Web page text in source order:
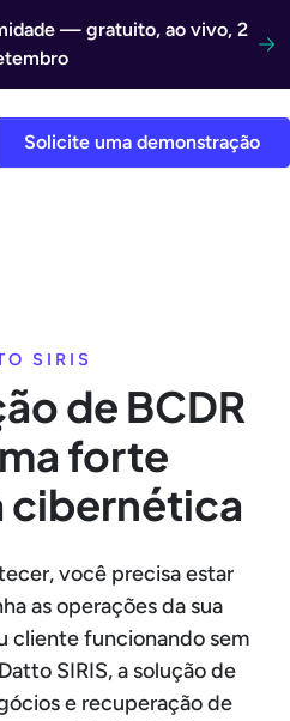
— gratuito, ao vivo, 2
Solicite uma demonstração
SIRIS
de BCDR
forte
cibernética
você precisa estar
as operações da sua
cliente funcionando sem
SIRIS, a solução de
e recuperação de